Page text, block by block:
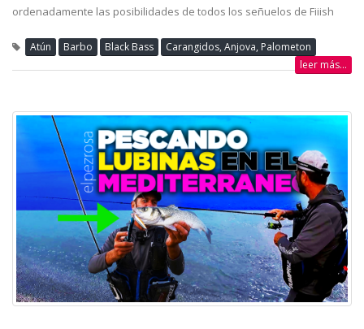
ordenadamente las posibilidades de todos los señuelos de Fiiish
Atún Barbo Black Bass
Carangidos, Anjova, Palometon
leer más...